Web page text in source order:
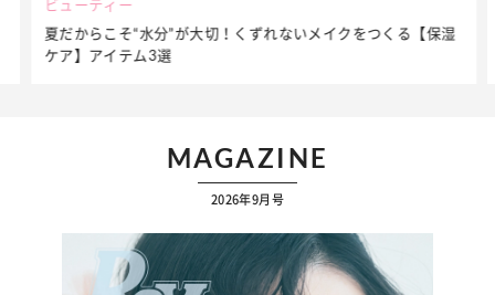
ビューティー
夏だからこそ“水分”が大切！くずれないメイクをつくる【保湿
ケア】アイテム3選
MAGAZINE
2026年9月号